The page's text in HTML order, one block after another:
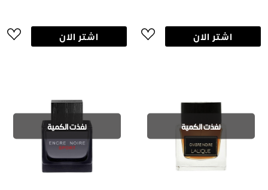
اشتر الان اشتر الان
نفذت الكمية نفذت الكمية